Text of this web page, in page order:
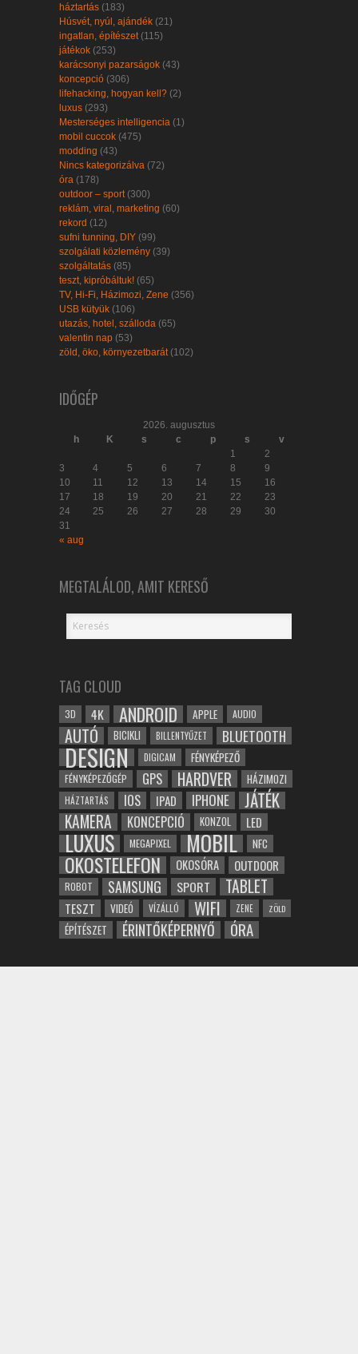
háztartás (183)
Húsvét, nyúl, ajándék (21)
ingatlan, építészet (115)
játékok (253)
karácsonyi pazarságok (43)
koncepció (306)
lifehacking, hogyan kell? (2)
luxus (293)
Mesterséges intelligencia (1)
mobil cuccok (475)
modding (43)
Nincs kategorizálva (72)
óra (178)
outdoor – sport (300)
reklám, viral, marketing (60)
rekord (12)
sufni tunning, DIY (99)
szolgálati közlemény (39)
szolgáltatás (85)
teszt, kipróbáltuk! (65)
TV, Hi-Fi, Házimozi, Zene (356)
USB kütyük (106)
utazás, hotel, szálloda (65)
valentin nap (53)
zöld, öko, környezetbarát (102)
IDŐGÉP
2026. augusztus
h
K s c p s
v
1
2
3
4 5 6 7 8
9
10
11 12 13 14 15
16
17
18 19 20 21 22
23
24
25 26 27 28 29
30
31
« aug
MEGTALÁLOD, AMIT KERESŐ
TAG CLOUD
3D 4K ANDROID APPLE AUDIO
AUTÓ BICIKLI BILLENTYŰZET BLUETOOTH
DESIGN DIGICAM FÉNYKÉPEZŐ
FÉNYKÉPEZŐGÉP GPS HARDVER HÁZIMOZI
HÁZTARTÁS IOS IPAD IPHONE JÁTÉK
KAMERA KONCEPCIÓ KONZOL LED
LUXUS MEGAPIXEL MOBIL NFC
OKOSTELEFON OKOSÓRA OUTDOOR
ROBOT SAMSUNG SPORT TABLET
TESZT VIDEÓ VÍZÁLLÓ WIFI ZENE ZÖLD
ÉPÍTÉSZET ÉRINTŐKÉPERNYŐ ÓRA